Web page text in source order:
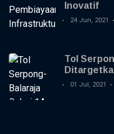
Inovatif
24 Jun, 2021
Tol
2021
01 Jul, 2021